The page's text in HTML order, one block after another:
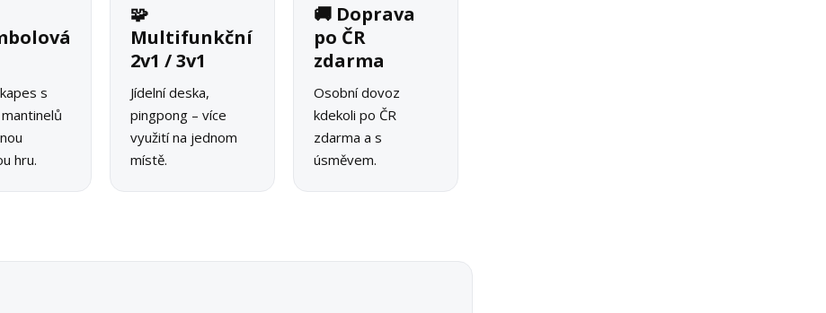
s
hru.
🧩
Multifunkční
2v1 / 3v1
Jídelní deska,
pingpong – více
využití na jednom
místě.
🚚 Doprava
po ČR
zdarma
Osobní dovoz
kdekoli po ČR
zdarma a s
úsměvem.